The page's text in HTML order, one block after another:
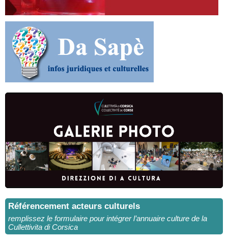
Référencement acteurs culturels
remplissez le formulaire pour intégrer l’annuaire culture de la
Cullettivita di Corsica